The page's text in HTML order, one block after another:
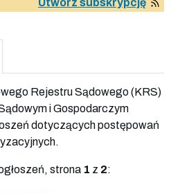
Rejestru Sądowego (KRS)
i Gospodarczym
dotyczących postępowań
strona 1 z 2: